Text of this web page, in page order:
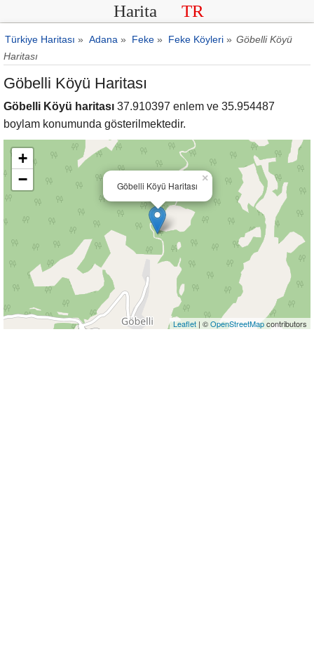
Harita TR
Türkiye Haritası » Adana » Feke » Feke Köyleri » Göbelli Köyü
Haritası
Göbelli Köyü Haritası
Göbelli Köyü haritası 37.910397 enlem ve 35.954487
boylam konumunda gösterilmektedir.
Göbelli Köyü Haritası
×
+
−
Leaflet | ©OpenStreetMapcontributors